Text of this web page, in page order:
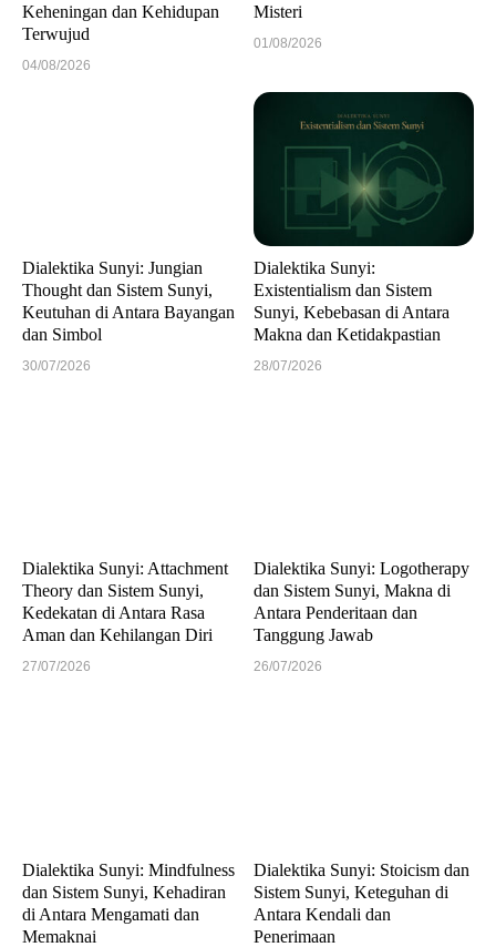
Keheningan dan Kehidupan
Terwujud
04/08/2026
Misteri
01/08/2026
Dialektika Sunyi: Jungian
Thought dan Sistem Sunyi,
Keutuhan di Antara Bayangan
dan Simbol
30/07/2026
Dialektika Sunyi:
Existentialism dan Sistem
Sunyi, Kebebasan di Antara
Makna dan Ketidakpastian
28/07/2026
Dialektika Sunyi: Attachment
Theory dan Sistem Sunyi,
Kedekatan di Antara Rasa
Aman dan Kehilangan Diri
27/07/2026
Dialektika Sunyi: Logotherapy
dan Sistem Sunyi, Makna di
Antara Penderitaan dan
Tanggung Jawab
26/07/2026
Dialektika Sunyi: Mindfulness
dan Sistem Sunyi, Kehadiran
di Antara Mengamati dan
Memaknai
Dialektika Sunyi: Stoicism dan
Sistem Sunyi, Keteguhan di
Antara Kendali dan
Penerimaan